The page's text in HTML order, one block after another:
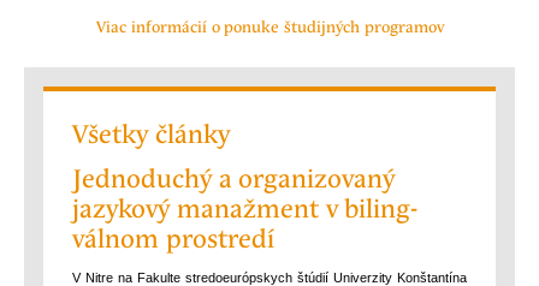
Viac informácií o ponuke študijných programov
Všetky články
Jednoduchý a organi­zovaný
jazykový manažment v biling­
válnom prostredí
V Nitre na Fakulte stredo­európskych štúdií Univerzity Konštantína